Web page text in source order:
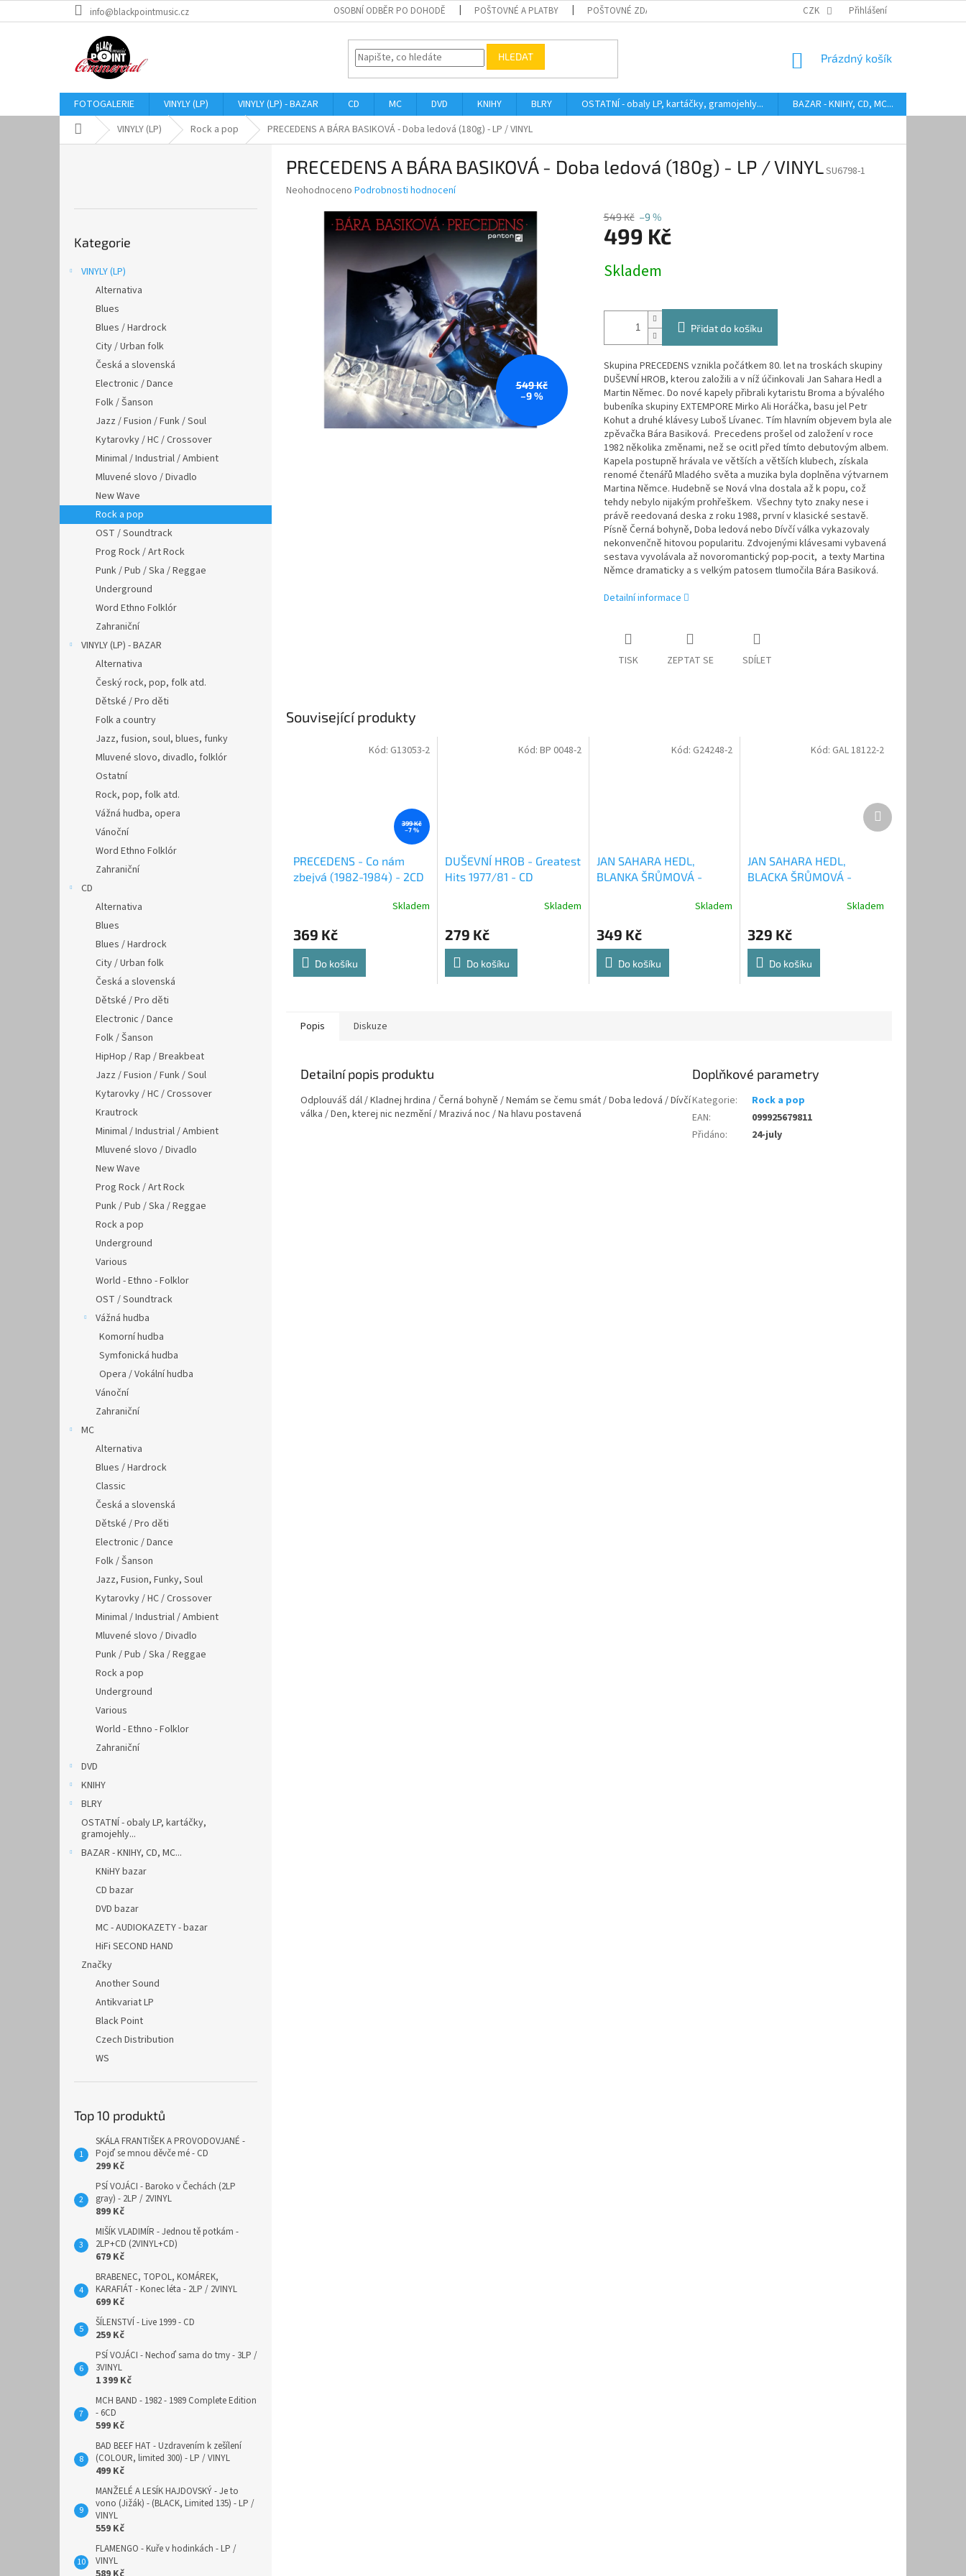
na
info@blackpointmusic.cz OSOBNÍ ODBĚR PO DOHODĚ POŠTOVNÉ A PLATBY POŠTOVNÉ ZDARMA HODNOCENÍ STAVU BAZAROVÝCH LP AUDIOKAZETY ANEB
CZK Přihlášení
HLEDAT
NÁKUPNÍ
Prázdný košík
FOTOGALERIE VINYLY (LP) VINYLY (LP) - BAZAR CD MC DVD KNIHY BLRY OSTATNÍ - obaly LP, kartáčky, gramojehly... BAZAR - KNIHY, CD, MC...
Domů VINYLY (LP) Rock a pop PRECEDENS A BÁRA BASIKOVÁ - Doba ledová (180g) - LP / VINYL
kategorie
Kategorie
VINYLY (LP)
Alternativa
Blues
Blues / Hardrock
City / Urban folk
Česká a slovenská
Electronic / Dance
Folk / Šanson
Jazz / Fusion / Funk / Soul
Kytarovky / HC / Crossover
Minimal / Industrial / Ambient
Mluvené slovo / Divadlo
New Wave
Rock a pop
OST / Soundtrack
Prog Rock / Art Rock
Punk / Pub / Ska / Reggae
Underground
Word Ethno Folklór
Zahraniční
VINYLY (LP) - BAZAR
Alternativa
Český rock, pop, folk atd.
Dětské / Pro děti
Folk a country
Jazz, fusion, soul, blues, funky
Mluvené slovo, divadlo, folklór
Ostatní
Rock, pop, folk atd.
Vážná hudba, opera
Vánoční
Word Ethno Folklór
Zahraniční
CD
Alternativa
Blues
Blues / Hardrock
City / Urban folk
Česká a slovenská
Dětské / Pro děti
Electronic / Dance
Folk / Šanson
HipHop / Rap / Breakbeat
Jazz / Fusion / Funk / Soul
Kytarovky / HC / Crossover
Krautrock
Minimal / Industrial / Ambient
Mluvené slovo / Divadlo
New Wave
Prog Rock / Art Rock
Punk / Pub / Ska / Reggae
Rock a pop
Underground
Various
World - Ethno - Folklor
OST / Soundtrack
Vážná hudba
Komorní hudba
Symfonická hudba
Opera / Vokální hudba
Vánoční
Zahraniční
MC
Alternativa
Blues / Hardrock
Classic
Česká a slovenská
Dětské / Pro děti
Electronic / Dance
Folk / Šanson
Jazz, Fusion, Funky, Soul
Kytarovky / HC / Crossover
Minimal / Industrial / Ambient
Mluvené slovo / Divadlo
Punk / Pub / Ska / Reggae
Rock a pop
Underground
Various
World - Ethno - Folklor
Zahraniční
DVD
KNIHY
BLRY
OSTATNÍ - obaly LP, kartáčky,
gramojehly...
BAZAR - KNIHY, CD, MC...
KNiHY bazar
CD bazar
DVD bazar
MC - AUDIOKAZETY - bazar
HiFi SECOND HAND
Značky
Another Sound
Antikvariat LP
Black Point
Czech Distribution
WS
Top 10 produktů
SKÁLA FRANTIŠEK A PROVODOVJANÉ -
Pojď se mnou děvče mé - CD
299 Kč
PSÍ VOJÁCI - Baroko v Čechách (2LP
gray) - 2LP / 2VINYL
899 Kč
MIŠÍK VLADIMÍR - Jednou tě potkám -
2LP+CD (2VINYL+CD)
679 Kč
BRABENEC, TOPOL, KOMÁREK,
KARAFIÁT - Konec léta - 2LP / 2VINYL
699 Kč
ŠÍLENSTVÍ - Live 1999 - CD
259 Kč
PSÍ VOJÁCI - Nechoď sama do tmy - 3LP /
3VINYL
1 399 Kč
MCH BAND - 1982 - 1989 Complete Edition
- 6CD
599 Kč
BAD BEEF HAT - Uzdravením k zešílení
(COLOUR, limited 300) - LP / VINYL
499 Kč
MANŽELÉ A LESÍK HAJDOVSKÝ - Je to
vono (Jižák) - (BLACK, Limited 135) - LP /
VINYL
559 Kč
FLAMENGO - Kuře v hodinkách - LP /
VINYL
PRECEDENS A BÁRA BASIKOVÁ - Doba ledová (180g) - LP / VINYLSU6798-1
Průměrné
Neohodnoceno Podrobnosti hodnocení
549 Kč
–9 %
549 Kč –9 %
499 Kč
cena:
Skladem
Přidat do košíku
Skupina PRECEDENS vznikla počátkem 80. let na troskách skupiny
DUŠEVNÍ HROB, kterou založili a v níž účinkovali Jan Sahara Hedl a
Martin Němec. Do nové kapely přibrali kytaristu Broma a bývalého
bubeníka skupiny EXTEMPORE Mirko Ali Horáčka, basu jel Petr
Kohut a druhé klávesy Luboš Lívanec. Tím hlavním objevem byla ale
zpěvačka Bára Basiková. Precedens prošel od založení v roce
1982 několika změnami, než se ocitl před tímto debutovým albem.
Kapela postupně hrávala ve větších a větších klubech, získala
renomé čtenářů Mladého světa a muzika byla doplněna výtvarnem
Martina Němce. Hudebně se Nová vlna dostala až k popu, což
tehdy nebylo nijakým prohřeškem. Všechny tyto znaky nese i
právě reedovaná deska z roku 1988, první v klasické sestavě.
Písně Černá bohyně, Doba ledová nebo Dívčí válka vykazovaly
nekonvenčně hitovou popularitu. Zdvojenými klávesami vybavená
sestava vyvolávala až novoromantický pop-pocit, a texty Martina
Němce dramaticky a s velkým patosem tlumočila Bára Basiková.
Detailní informace
TISK ZEPTAT SE SDÍLET
Související produkty
399 Kč
–7 %
PRECEDENS - Co nám
zbejvá (1982-1984) - 2CD
Skladem
369 Kč
Do košíku
Kód: G13053-2
DUŠEVNÍ HROB - Greatest
Hits 1977/81 - CD
Skladem
279 Kč
Do košíku
Kód: BP 0048-2
JAN SAHARA HEDL,
BLANKA ŠRŮMOVÁ -
Skladem
349 Kč
Do košíku
Kód: G24248-2
JAN SAHARA HEDL,
BLACKA ŠRŮMOVÁ -
Skladem
329 Kč
Do košíku
Kód: GAL 18122-2
Další
produkt
Popis Diskuze
Detailní popis produktu
Odplouváš dál / Kladnej hrdina / Černá bohyně / Nemám se čemu smát / Doba ledová / Dívčí
válka / Den, kterej nic nezmění / Mrazivá noc / Na hlavu postavená
Doplňkové parametry
Kategorie:
Rock a pop
EAN:
099925679811
Přidáno: 24-july